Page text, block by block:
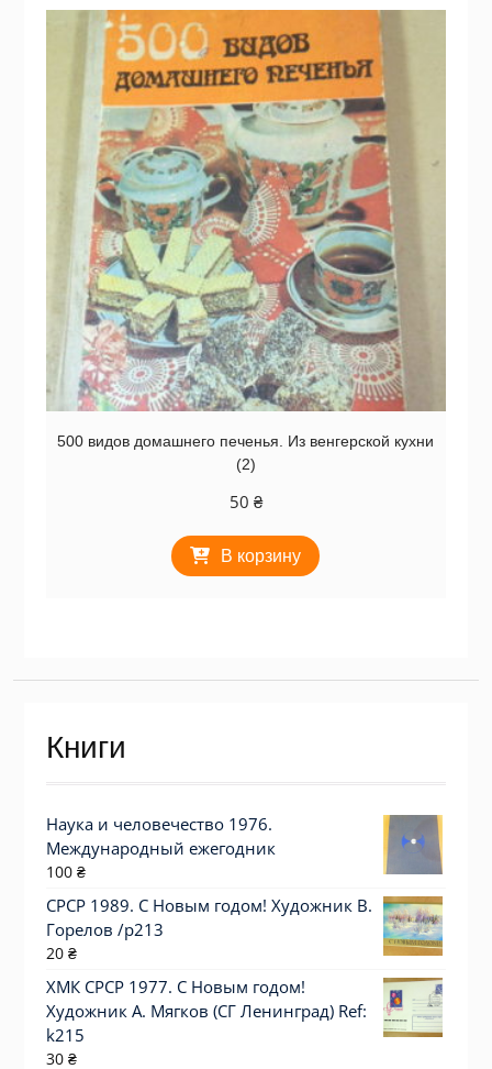
500 видов домашнего печенья. Из венгерской кухни
(2)
50 ₴
В корзину
Книги
Наука и человечество 1976.
Международный ежегодник
100 ₴
СРСР 1989. С Новым годом! Художник В.
Горелов /р213
20 ₴
ХМК СРСР 1977. С Новым годом!
Художник А. Мягков (СГ Ленинград) Ref:
k215
30 ₴